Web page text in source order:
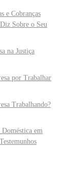
e Cobranças
Sobre o Seu
na Justiça
por Trabalhar
Trabalhando?
em